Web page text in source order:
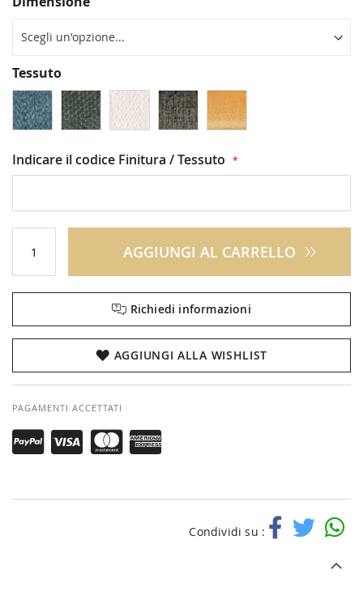
Tessuto
Indicare il codice Finitura / Tessuto
AGGIUNGI AL CARRELLO
Richiedi informazioni
AGGIUNGI ALLA WISHLIST
PAGAMENTI ACCETTATI
Condividi su :